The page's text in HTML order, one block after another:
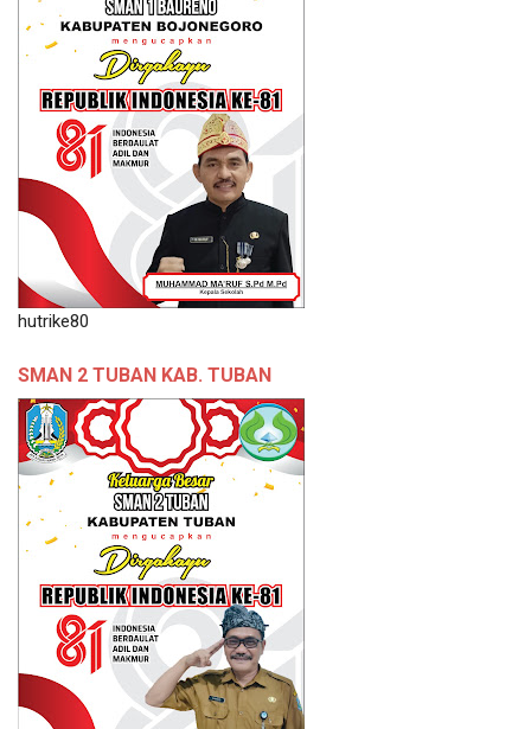
hutrike80
SMAN 2 TUBAN KAB. TUBAN